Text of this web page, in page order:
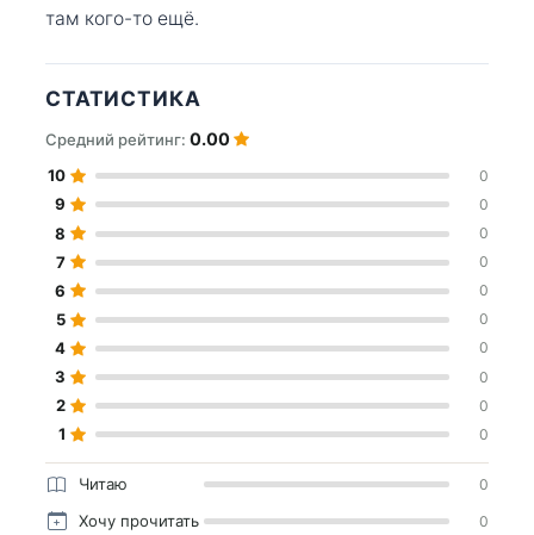
там кого-то ещё.
СТАТИСТИКА
Средний рейтинг: 0.00
10 0
9 0
8 0
7 0
6 0
5 0
4 0
3 0
2 0
1 0
Читаю 0
Хочу прочитать 0